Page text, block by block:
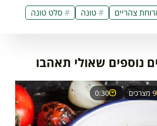
צהריים טונה
סלט טונה
נוספים שאולי תאהבו
9 מצרכים 0:30